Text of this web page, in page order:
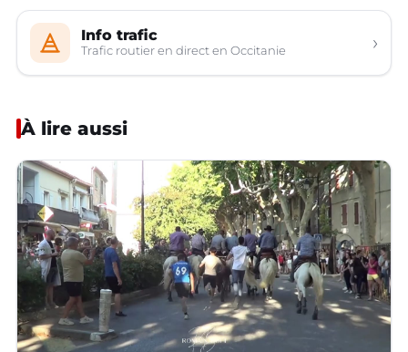
Info trafic
Trafic routier en direct en Occitanie ›
À lire aussi